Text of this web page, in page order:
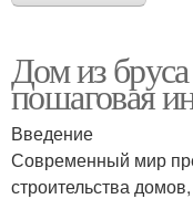
Дом из
пошаговая
Введение
Современный мир
строительства